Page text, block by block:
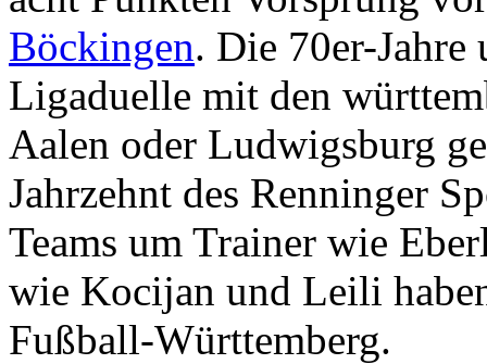
Böckingen. Die 70er-Jahre
Ligaduelle mit den
Aalen oder Ludwigsburg
Jahrzehnt des Renninger
Teams um Trainer wie
wie Kocijan und Leili
Fußball-Württemberg.